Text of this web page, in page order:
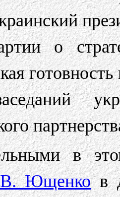
о
в
В. Ющенков